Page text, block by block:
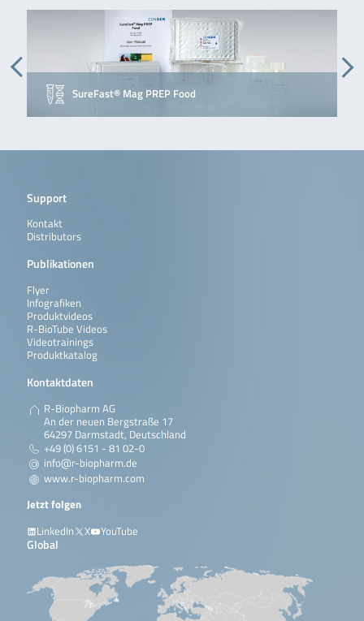
SureFast® Mag PREP Food
Support
Kontakt
Distributors
Publikationen
Flyer
Infografiken
Produktvideos
R-BioTube Videos
Videotrainings
Produktkatalog
Kontaktdaten
R-Biopharm AG
An der neuen Bergstraße 17
64297 Darmstadt, Deutschland
+49 (0) 6151 - 81 02-0
info@r-biopharm.de
www.r-biopharm.com
Jetzt folgen
LinkedIn
X YouTube
Global